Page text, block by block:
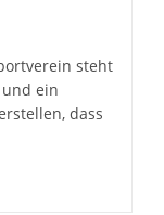
steht
ein
dass